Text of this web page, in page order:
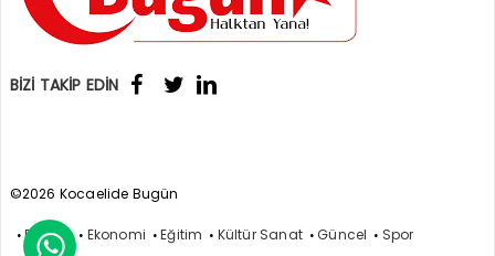
BİZİ TAKİP EDİN
©2026 Kocaelide Bugün
Politika Ekonomi Eğitim Kültür Sanat Güncel Spor
